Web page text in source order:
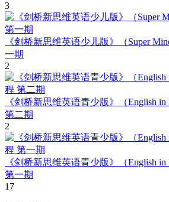
3
《剑桥新思维英语少儿版》（Super
一期
2
《剑桥新思维英语青少版》（English
第二期
2
《剑桥新思维英语青少版》（English
第一期
17